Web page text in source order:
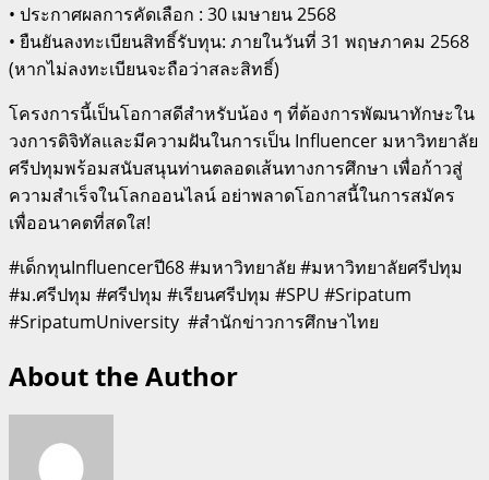
• ประกาศผลการคัดเลือก : 30 เมษายน 2568
• ยืนยันลงทะเบียนสิทธิ์รับทุน: ภายในวันที่ 31 พฤษภาคม 2568
(หากไม่ลงทะเบียนจะถือว่าสละสิทธิ์)
โครงการนี้เป็นโอกาสดีสำหรับน้อง ๆ ที่ต้องการพัฒนาทักษะใน
วงการดิจิทัลและมีความฝันในการเป็น Influencer มหาวิทยาลัย
ศรีปทุมพร้อมสนับสนุนท่านตลอดเส้นทางการศึกษา เพื่อก้าวสู่
ความสำเร็จในโลกออนไลน์ อย่าพลาดโอกาสนี้ในการสมัคร
เพื่ออนาคตที่สดใส!
#เด็กทุนInfluencerปี68 #มหาวิทยาลัย #มหาวิทยาลัยศรีปทุม
#ม.ศรีปทุม #ศรีปทุม #เรียนศรีปทุม #SPU #Sripatum
#SripatumUniversity #สำนักข่าวการศึกษาไทย
About the Author